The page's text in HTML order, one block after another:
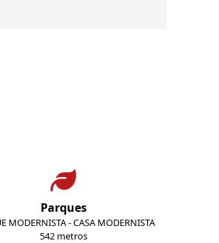
Parques
MODERNISTA - CASA MODERNISTA
542 metros